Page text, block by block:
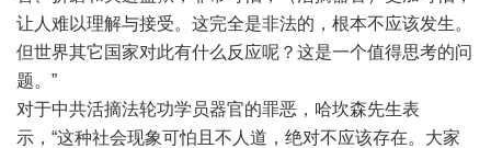
让人难以理解与接受。这完全是非法的，根本不应该发生。
但世界其它国家对此有什么反应呢？这是一个值得思考的问
题。”
对于中共活摘法轮功学员器官的罪恶，哈坎森先生表
示，“这种社会现象可怕且不人道，绝对不应该存在。大家